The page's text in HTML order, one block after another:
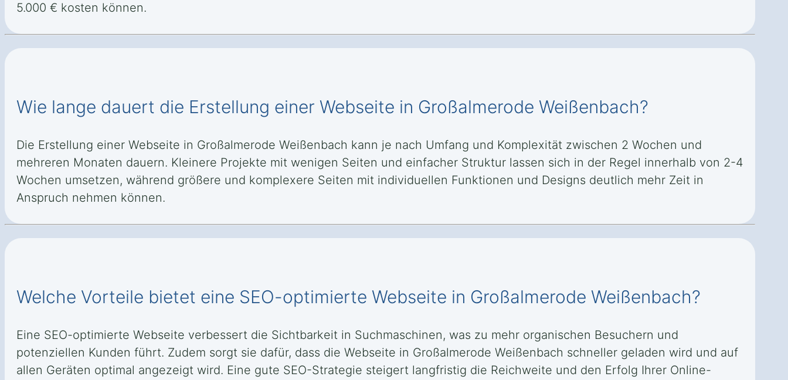
5.000 € kosten können.
Wie lange dauert die Erstellung einer Webseite in Großalmerode Weißenbach?
Die Erstellung einer Webseite in Großalmerode Weißenbach kann je nach Umfang und Komplexität zwischen 2 Wochen und
mehreren Monaten dauern. Kleinere Projekte mit wenigen Seiten und einfacher Struktur lassen sich in der Regel innerhalb von 2-4
Wochen umsetzen, während größere und komplexere Seiten mit individuellen Funktionen und Designs deutlich mehr Zeit in
Anspruch nehmen können.
Welche Vorteile bietet eine SEO-optimierte Webseite in Großalmerode Weißenbach?
Eine SEO-optimierte Webseite verbessert die Sichtbarkeit in Suchmaschinen, was zu mehr organischen Besuchern und
potenziellen Kunden führt. Zudem sorgt sie dafür, dass die Webseite in Großalmerode Weißenbach schneller geladen wird und auf
allen Geräten optimal angezeigt wird. Eine gute SEO-Strategie steigert langfristig die Reichweite und den Erfolg Ihrer Online-